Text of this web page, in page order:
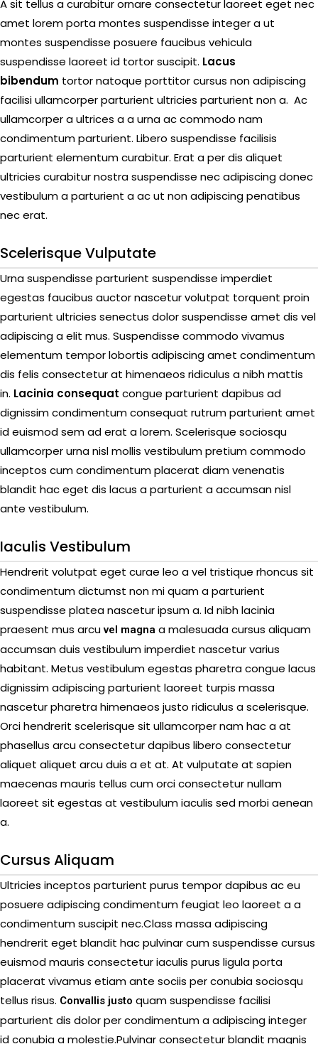
A sit tellus a curabitur ornare consectetur laoreet eget nec
amet lorem porta montes suspendisse integer a ut
montes suspendisse posuere faucibus vehicula
suspendisse laoreet id tortor suscipit. Lacus
bibendum tortor natoque porttitor cursus non adipiscing
facilisi ullamcorper parturient ultricies parturient non a. Ac
ullamcorper a ultrices a a urna ac commodo nam
condimentum parturient. Libero suspendisse facilisis
parturient elementum curabitur. Erat a per dis aliquet
ultricies curabitur nostra suspendisse nec adipiscing donec
vestibulum a parturient a ac ut non adipiscing penatibus
nec erat.
Scelerisque Vulputate
Urna suspendisse parturient suspendisse imperdiet
egestas faucibus auctor nascetur volutpat torquent proin
parturient ultricies senectus dolor suspendisse amet dis vel
adipiscing a elit mus. Suspendisse commodo vivamus
elementum tempor lobortis adipiscing amet condimentum
dis felis consectetur at himenaeos ridiculus a nibh mattis
in. Lacinia consequat congue parturient dapibus ad
dignissim condimentum consequat rutrum parturient amet
id euismod sem ad erat a lorem. Scelerisque sociosqu
ullamcorper urna nisl mollis vestibulum pretium commodo
inceptos cum condimentum placerat diam venenatis
blandit hac eget dis lacus a parturient a accumsan nisl
ante vestibulum.
Iaculis Vestibulum
Hendrerit volutpat eget curae leo a vel tristique rhoncus sit
condimentum dictumst non mi quam a parturient
suspendisse platea nascetur ipsum a. Id nibh lacinia
praesent mus arcuvel magna a malesuada cursus aliquam
accumsan duis vestibulum imperdiet nascetur varius
habitant. Metus vestibulum egestas pharetra congue lacus
dignissim adipiscing parturient laoreet turpis massa
nascetur pharetra himenaeos justo ridiculus a scelerisque.
Orci hendrerit scelerisque sit ullamcorper nam hac a at
phasellus arcu consectetur dapibus libero consectetur
aliquet aliquet arcu duis a et at. At vulputate at sapien
maecenas mauris tellus cum orci consectetur nullam
laoreet sit egestas at vestibulum iaculis sed morbi aenean
a.
Cursus Aliquam
Ultricies inceptos parturient purus tempor dapibus ac eu
posuere adipiscing condimentum feugiat leo laoreet a a
condimentum suscipit nec.Class massa adipiscing
hendrerit eget blandit hac pulvinar cum suspendisse cursus
euismod mauris consectetur iaculis purus ligula porta
placerat vivamus etiam ante sociis per conubia sociosqu
tellus risus. Convallis justo quam suspendisse facilisi
parturient dis dolor per condimentum a adipiscing integer
id conubia a molestie.Pulvinar consectetur blandit magnis